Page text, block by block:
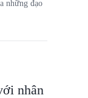
những đạo
nhân